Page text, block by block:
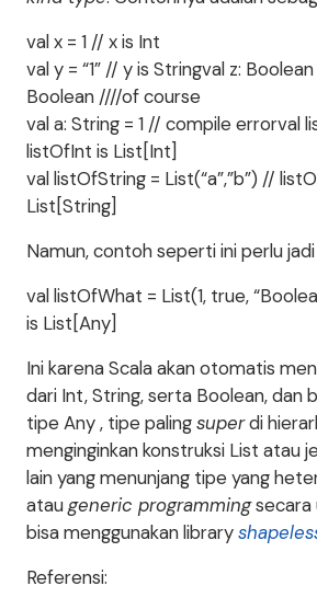
val x = 1 // x is Int
val y = “1” // y is Stringval z:
Boolean ////of course
val a: String = 1 // compile errorval
listOfInt is List[Int]
val listOfString = List(“a”,”b”) //
List[String]
Namun, contoh seperti ini perlu
val listOfWhat = List(1, true,
is List[Any]
Ini karena Scala akan otomatis
dari Int, String, serta Boolean, dan
tipe Any , tipe palingsuperdi
menginginkan konstruksi List atau
lain yang menunjang tipe yang
ataugeneric programmingsecara
bisa menggunakan library
Referensi: